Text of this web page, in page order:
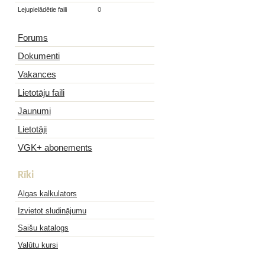
Lejupielādētie faili
0
Forums
Dokumenti
Vakances
Lietotāju faili
Jaunumi
Lietotāji
VGK+ abonements
Rīki
Algas kalkulators
Izvietot sludinājumu
Saišu katalogs
Valūtu kursi